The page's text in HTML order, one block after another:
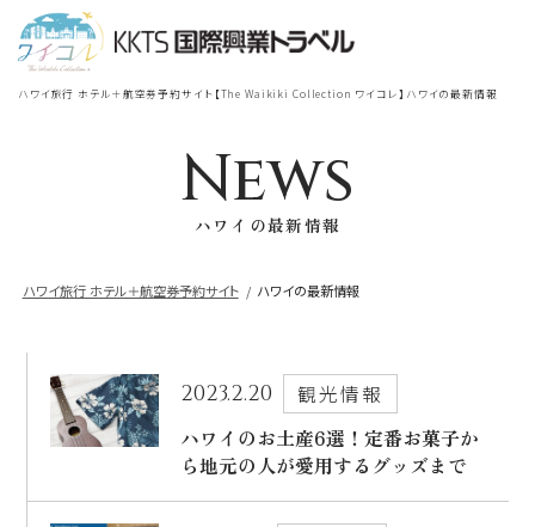
ハワイ旅行 ホテル＋航空券予約サイト【The Waikiki Collection ワイコレ】ハワイの最新情報
News
ハワイの最新情報
ハワイ旅行 ホテル＋航空券予約サイト ハワイの最新情報
2023.2.20
観光情報
ハワイのお土産6選！定番お菓子か
ら地元の人が愛用するグッズまで
TOP
ロイヤルハワイアン ラグジュアリー
ウェスティンリゾート&スパ
シェラトン・プリンセスカイウラニ・ワイ
宿泊 ＋ 航空券
帰国の到着地が違うお客様
座席クラス
航空会社